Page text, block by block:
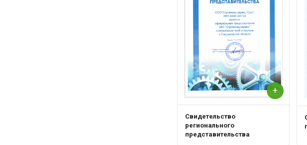
+
Свидетельство
регионального
представительства